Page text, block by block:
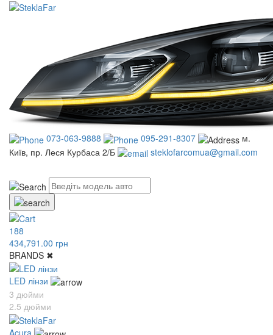
073-063-9888 095-291-8307
м.
Київ, пр. Леся Курбаса 2/Б
steklofarcomua@gmail.com
188
434,791.00 грн
BRANDS ✖
LED лінзи
3 дюйми
2.5 дюйми
Acura